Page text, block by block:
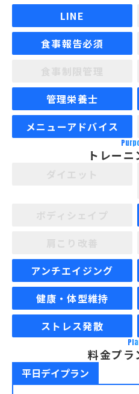
LINE
食事報告必須
管理栄養士
メニューアドバイス
トレー
アンチエイジング
健康・体型維持
ストレス発散
料金プラ
平日デイプラン